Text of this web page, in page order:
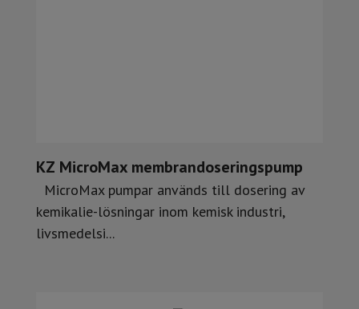
KZ MicroMax membrandoseringspump
MicroMax pumpar används till dosering av
kemikalie-lösningar inom kemisk industri,
livsmedelsi...